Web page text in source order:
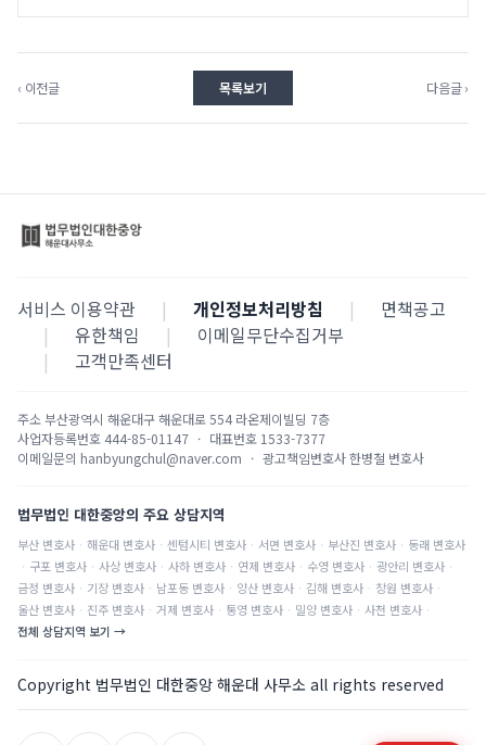
‹ 이전글 목록보기 다음글 ›
서비스 이용약관 | 개인정보처리방침 |
면책공고
|
유한책임 |
이메일무단수집거부
|
고객만족센터
주소부산광역시 해운대구 해운대로 554 라온제이빌딩 7층
사업자등록번호 444-85-01147 · 대표번호 1533-7377
이메일문의 hanbyungchul@naver.com · 광고책임변호사한병철 변호사
법무법인 대한중앙의 주요 상담지역
부산 변호사 · 해운대 변호사 · 센텀시티 변호사 · 서면 변호사 · 부산진 변호사 · 동래 변호사
· 구포 변호사 · 사상 변호사 · 사하 변호사 · 연제 변호사 · 수영 변호사 · 광안리 변호사 ·
금정 변호사 · 기장 변호사 · 남포동 변호사 · 양산 변호사 · 김해 변호사 · 창원 변호사 ·
울산 변호사 · 진주 변호사 · 거제 변호사 · 통영 변호사 · 밀양 변호사 · 사천 변호사 ·
전체 상담지역 보기 →
Copyright 법무법인 대한중앙 해운대 사무소 all rights reserved